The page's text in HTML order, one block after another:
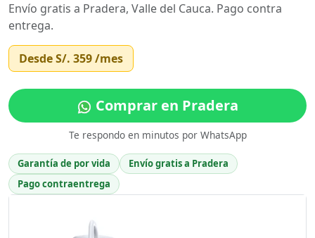
Envío gratis a Pradera, Valle del Cauca. Pago contra
entrega.
DesdeS/. 359/mes
Comprar en Pradera
Te respondo en minutos por WhatsApp
Garantía de por vida
Envío gratis a Pradera
Pago contraentrega